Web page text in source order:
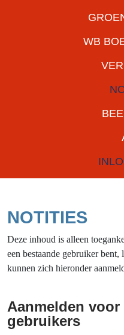
WB
NOTITIES
Deze inhoud is alleen
een bestaande gebruiker
kunnen zich hieronder
Aanmelden voor
gebruikers